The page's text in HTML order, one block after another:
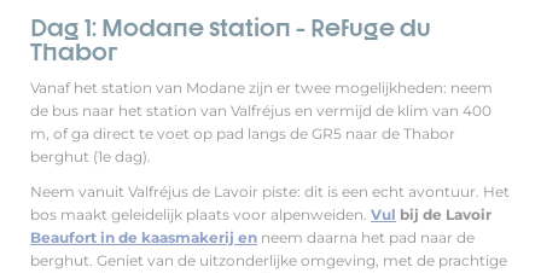
Dag 1: Modane station - Refuge du
Thabor
Vanaf het station van Modane zijn er twee mogelijkheden: neem
de bus naar het station van Valfréjus en vermijd de klim van 400
m, of ga direct te voet op pad langs de GR5 naar de Thabor
berghut (1e dag).
Neem vanuit Valfréjus de Lavoir piste: dit is een echt avontuur. Het
bos maakt geleidelijk plaats voor alpenweiden. Vul bij de Lavoir
Beaufort in de kaasmakerij en neem daarna het pad naar de
berghut. Geniet van de uitzonderlijke omgeving, met de prachtige